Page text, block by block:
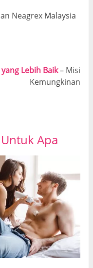
Neagrex Malaysia
yang Lebih Baik– Misi
Kemungkinan
Apa